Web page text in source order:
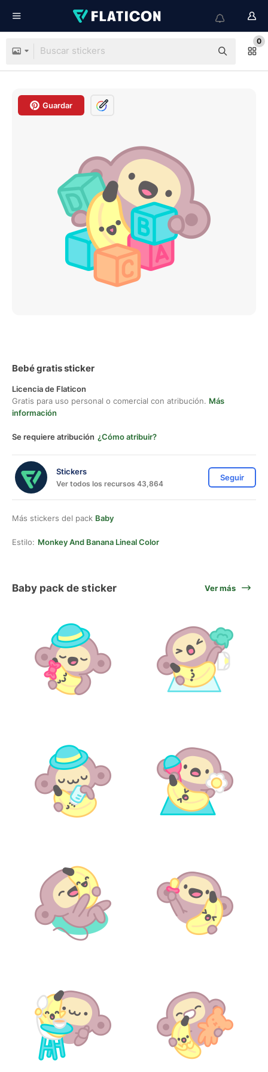
0
Guardar
Bebé gratis sticker
Licencia de Flaticon
Gratis para uso personal o comercial con atribución. Más
información
Se requiere atribución ¿Cómo atribuir?
Stickers
Ver todos los recursos 43,864
Seguir
Más stickers del pack Baby
Estilo: Monkey And Banana Lineal Color
Baby pack de sticker Ver más